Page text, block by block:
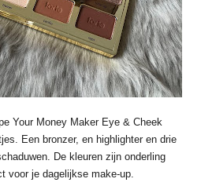
Your Money Maker Eye & Cheek
Een bronzer, en highlighter en drie
De kleuren zijn onderling
voor je dagelijkse make-up.